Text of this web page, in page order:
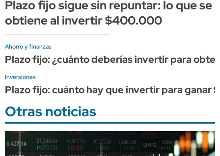
Plazo fijo sigue sin repuntar: lo que se
obtiene al invertir $400.000
Ahorro y finanzas
Plazo fijo: ¿cuánto deberías invertir para
Inversiones
Plazo fijo: cuánto hay que invertir para ganar
Otras noticias